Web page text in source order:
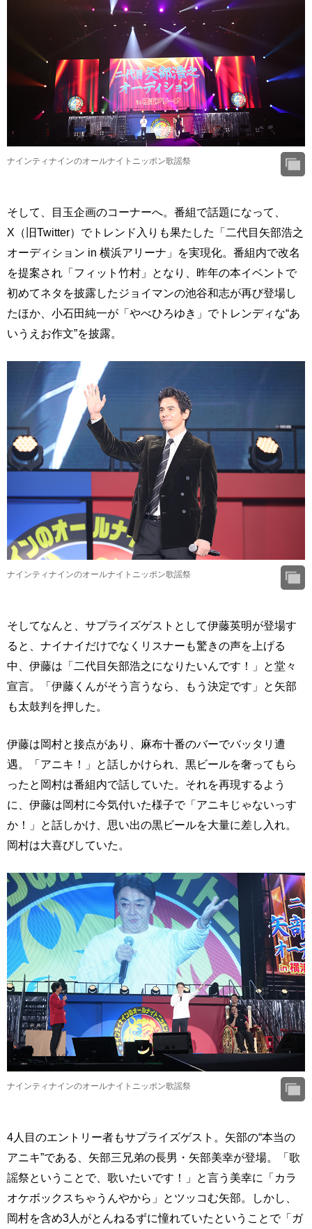
ナインティナインのオールナイトニッポン歌謡祭
そして、目玉企画のコーナーへ。番組で話題になって、
X（旧Twitter）でトレンド入りも果たした「二代目矢部浩之
オーディション in 横浜アリーナ」を実現化。番組内で改名
を提案され「フィット竹村」となり、昨年の本イベントで
初めてネタを披露したジョイマンの池谷和志が再び登場し
たほか、小石田純一が「やべひろゆき」でトレンディな“あ
いうえお作文”を披露。
ナインティナインのオールナイトニッポン歌謡祭
そしてなんと、サプライズゲストとして伊藤英明が登場す
ると、ナイナイだけでなくリスナーも驚きの声を上げる
中、伊藤は「二代目矢部浩之になりたいんです！」と堂々
宣言。「伊藤くんがそう言うなら、もう決定です」と矢部
も太鼓判を押した。
伊藤は岡村と接点があり、麻布十番のバーでバッタリ遭
遇。「アニキ！」と話しかけられ、黒ビールを奢ってもら
ったと岡村は番組内で話していた。それを再現するよう
に、伊藤は岡村に今気付いた様子で「アニキじゃないっす
か！」と話しかけ、思い出の黒ビールを大量に差し入れ。
岡村は大喜びしていた。
ナインティナインのオールナイトニッポン歌謡祭
4人目のエントリー者もサプライズゲスト。矢部の“本当の
アニキ”である、矢部三兄弟の長男・矢部美幸が登場。「歌
謡祭ということで、歌いたいです！」と言う美幸に「カラ
オケボックスちゃうんやから」とツッコむ矢部。しかし、
岡村を含め3人がとんねるずに憧れていたということで「ガ